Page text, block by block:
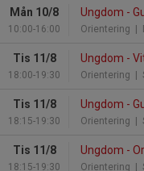
Mån 10/8
10:00-16:00
Ungdom -
Orientering |
Tis 11/8
18:00-19:30
Ungdom -
Orientering |
Tis 11/8
18:15-19:30
Ungdom -
Orientering |
Tis 11/8
18:15-19:30
Ungdom -
Orientering |